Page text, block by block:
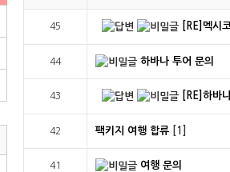
45 [RE]멕시
44 하바나 투어 문의
43 [RE]하바
42 팩키지 여행 합류 [1]
41 여행 문의